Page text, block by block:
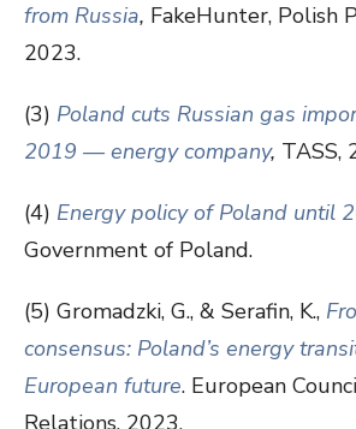
from Russia, FakeHunter, Polish
2023.
(3) Poland cuts Russian gas
2019 — energy company, TASS,
(4) Energy policy of Poland until
Government of Poland.
(5) Gromadzki, G., & Serafin, K.,
consensus: Poland’s energy
European future. European
Relations, 2023.